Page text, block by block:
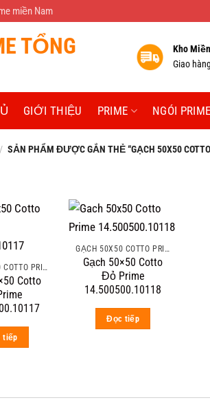
miền Nam
Kho
Giao
GIỚI THIỆU PRIME NGÓI PRIME
/ SẢN PHẨM ĐƯỢC GẮN THẺ “GẠCH 50X50
GẠCH 50X50 COTTO PRIME
Cotto
tiếp
GẠCH 50X50 COTTO PRIME
Gạch 50×50 Cotto
Đỏ Prime
14.500500.10118
Đọc tiếp